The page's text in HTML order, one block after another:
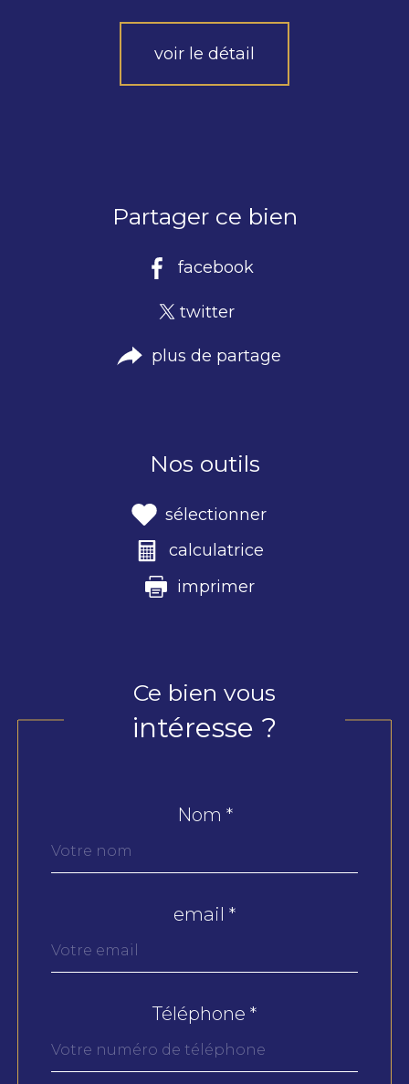
voir le détail
Partager ce bien
facebook
twitter
plus de partage
Nos outils
sélectionner
calculatrice
imprimer
Ce bien vous
intéresse ?
Nom *
email *
Téléphone *